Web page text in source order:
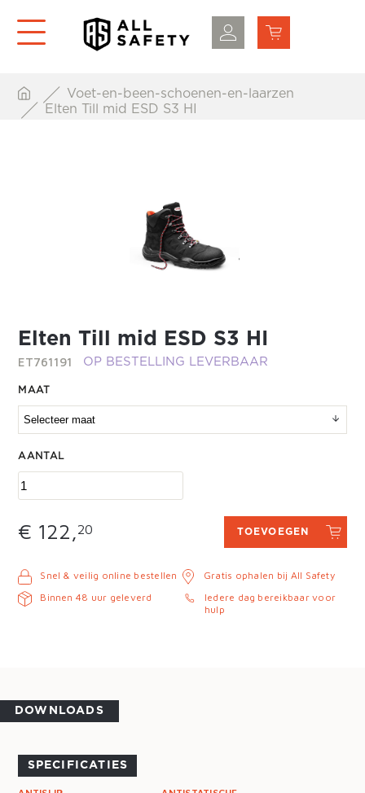
Voet-en-been-schoenen-en-laarzen
Elten Till mid ESD S3 HI
Elten Till mid ESD S3 HI
ET761191 OP BESTELLING LEVERBAAR
MAAT
AANTAL
€ 122,20 TOEVOEGEN
Snel & veilig online bestellen
Binnen 48 uur geleverd
Gratis ophalen bij All Safety
Iedere dag bereikbaar voor
hulp
DOWNLOADS
SPECIFICATIES